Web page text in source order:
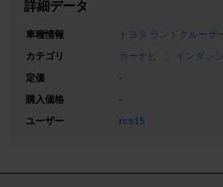
詳細データ
車種情報
トヨタ ランドクルーザ
カテゴリ
カーナビ
インダッ
定価
-
購入価格
-
ユーザー
rcs15